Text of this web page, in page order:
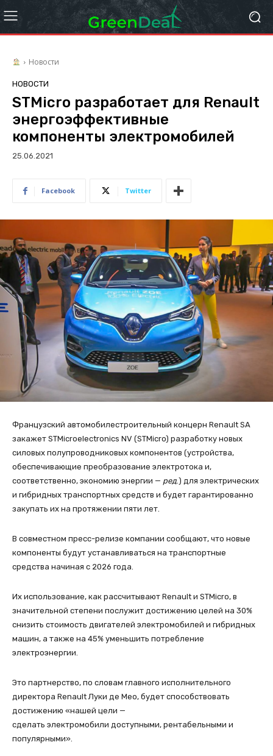
Новости
НОВОСТИ
STMicro разработает для Renault
энергоэффективные
компоненты электромобилей
25.06.2021
Facebook Twitter
Французский автомобилестроительный концерн Renault SA
закажет STMicroelectronics NV (STMicro) разработку новых
силовых полупроводниковых компонентов (устройства,
обеспечивающие преобразование электротока и,
соответственно, экономию энергии — ред .) для электрических
и гибридных транспортных средств и будет гарантированно
закупать их на протяжении пяти лет.
В совместном пресс-релизе компании сообщают, что новые
компоненты будут устанавливаться на транспортные
средства начиная с 2026 года.
Их использование, как рассчитывают Renault и STMicro, в
значительной степени послужит достижению целей на 30%
снизить стоимость двигателей электромобилей и гибридных
машин, а также на 45% уменьшить потребление
электроэнергии.
Это партнерство, по словам главного исполнительного
директора Renault Луки де Мео, будет способствовать
достижению «нашей цели —
сделать электромобили доступными, рентабельными и
популярными».